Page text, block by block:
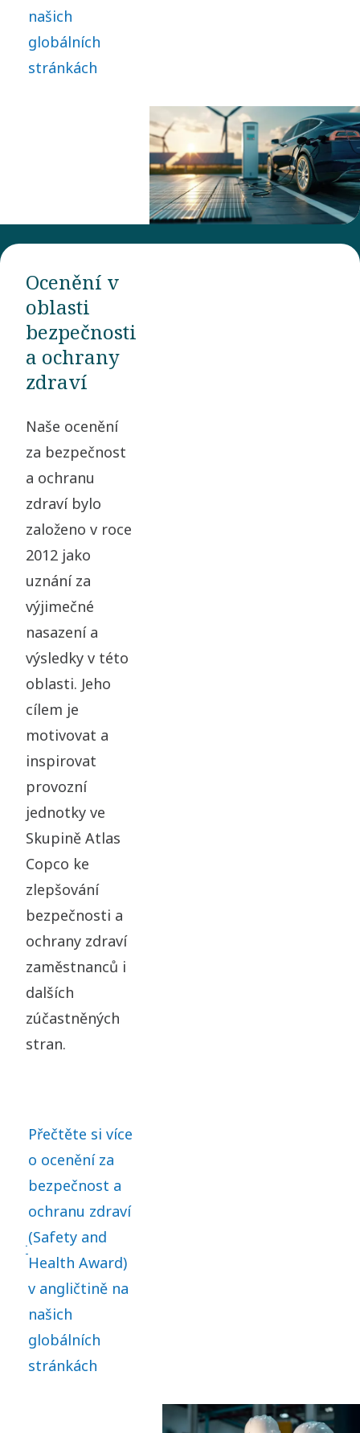
našich
globálních
stránkách
Ocenění v
oblasti
bezpečnosti
a ochrany
zdraví
Naše ocenění
za bezpečnost
a ochranu
zdraví bylo
založeno v roce
2012 jako
uznání za
výjimečné
nasazení a
výsledky v této
oblasti. Jeho
cílem je
motivovat a
inspirovat
provozní
jednotky ve
Skupině Atlas
Copco ke
zlepšování
bezpečnosti a
ochrany zdraví
zaměstnanců i
dalších
zúčastněných
stran.
Přečtěte si více
o ocenění za
bezpečnost a
ochranu zdraví
(Safety and
Health Award)
v angličtině na
našich
globálních
stránkách